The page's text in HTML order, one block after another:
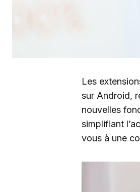
Les
sur Android,
nouvelles
simplifiant
vous à une